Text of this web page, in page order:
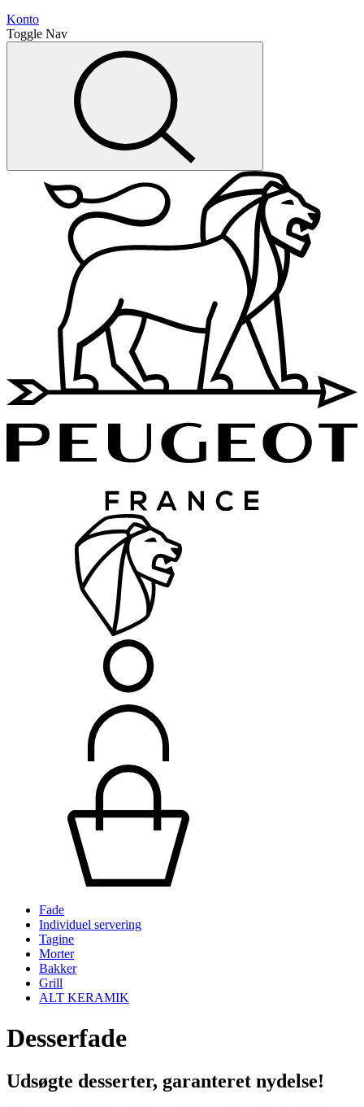
Konto
Toggle Nav
Fade
Individuel servering
Tagine
Morter
Bakker
Grill
ALT KERAMIK
Desserfade
Udsøgte desserter, garanteret nydelse!